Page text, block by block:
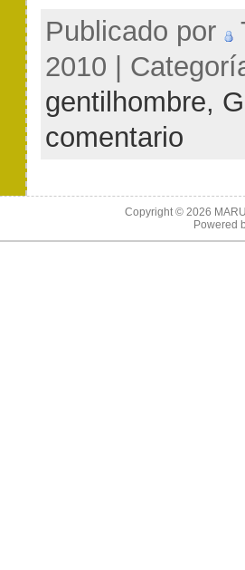
Publicado por
2010 |
gentilhombre,
comentario
Copyright © 2026
Powered